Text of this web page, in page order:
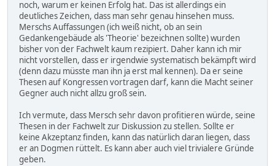
noch, warum er keinen Erfolg hat. Das ist allerdings ein
deutliches Zeichen, dass man sehr genau hinsehen muss.
Merschs Auffassungen (ich weiß nicht, ob an sein
Gedankengebäude als 'Theorie' bezeichnen sollte) wurden
bisher von der Fachwelt kaum rezipiert. Daher kann ich mir
nicht vorstellen, dass er irgendwie systematisch bekämpft wird
(denn dazu müsste man ihn ja erst mal kennen). Da er seine
Thesen auf Kongressen vortragen darf, kann die Macht seiner
Gegner auch nicht allzu groß sein.
Ich vermute, dass Mersch sehr davon profitieren würde, seine
Thesen in der Fachwelt zur Diskussion zu stellen. Sollte er
keine Akzeptanz finden, kann das natürlich daran liegen, dass
er an Dogmen rüttelt. Es kann aber auch viel trivialere Gründe
geben.